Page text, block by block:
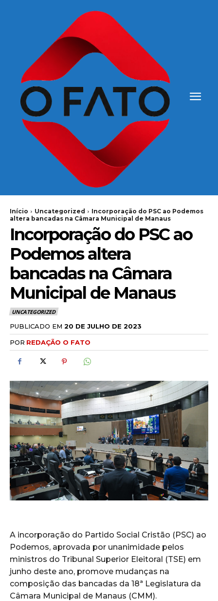
Início Uncategorized
Incorporação do PSC ao Podemos
altera bancadas na Câmara Municipal de Manaus
Incorporação do PSC ao
Podemos altera
bancadas na Câmara
Municipal de Manaus
UNCATEGORIZED
PUBLICADO EM 20 DE JULHO DE 2023
POR REDAÇÃO O FATO
A incorporação do Partido Social Cristão (PSC) ao
Podemos, aprovada por unanimidade pelos
ministros do Tribunal Superior Eleitoral (TSE) em
junho deste ano, promove mudanças na
composição das bancadas da 18ª Legislatura da
Câmara Municipal de Manaus (CMM).